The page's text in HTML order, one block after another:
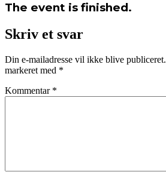
The event is finished.
Skriv et svar
Din e-mailadresse vil ikke blive publiceret.
markeret med *
Kommentar *